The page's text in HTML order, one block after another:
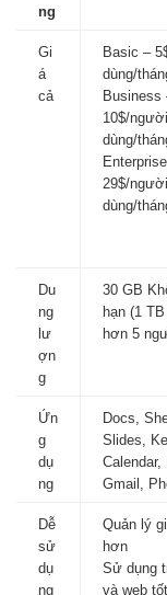
ng
Gi
á
cả
Basic –
dùng/
Business
10$/người
dùng/
29$/người
dùng/
Du
ng
lư
ợn
g
30 GB
hạn (1
hơn 5
Ứn
g
dụ
ng
Docs,
Slides,
Calendar,
Gmail,
Dễ
sử
dụ
ng
Quản lý
hơn
Sử dụng
và web